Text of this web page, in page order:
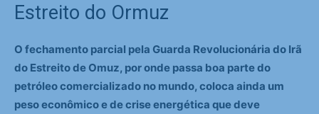
Estreito do Ormuz
O fechamento parcial pela Guarda Revolucionária do Irã
do Estreito de Omuz, por onde passa boa parte do
petróleo comercializado no mundo, coloca ainda um
peso econômico e de crise energética que deve